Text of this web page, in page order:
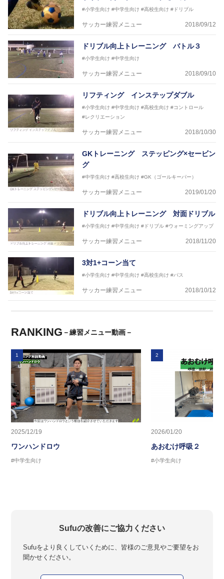
#小学生向け #中学生向け #高校生向け #ドリブル
サッカー練習メニュー 2018/09/12
ドリブル向上トレーニング バトル３
#小学生向け #中学生向け
サッカー練習メニュー 2018/09/10
リフティング インステップダブル
#小学生向け #中学生向け #高校生向け #コントロール
#レクリエーション
サッカー練習メニュー 2018/10/30
GKトレーニング ステッピング×セービン
グ
#中学生向け #高校生向け #GK（ゴールキーパー）
サッカー練習メニュー 2019/01/20
ドリブル向上トレーニング 対面ドリブル
#小学生向け #中学生向け #ドリブル #ウォーミングアップ
サッカー練習メニュー 2018/11/20
3対1+コーン当て
#小学生向け #中学生向け #高校生向け #パス
サッカー練習メニュー 2018/10/12
RANKING －練習メニュー動画－
1
2025/12/19
ワンハンドロウ
#中学生向け
2
2026/01/20
あおむけ呼吸２
#小学生向け
Sufuの改善にご協力ください
Sufuをより良くしていくために、皆様のご意見やご要望をお
聞かせください。